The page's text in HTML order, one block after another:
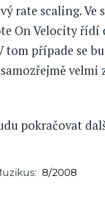
rate scaling. Ve
On Velocity
tom případe se
velmi
pokračovat
8/2008